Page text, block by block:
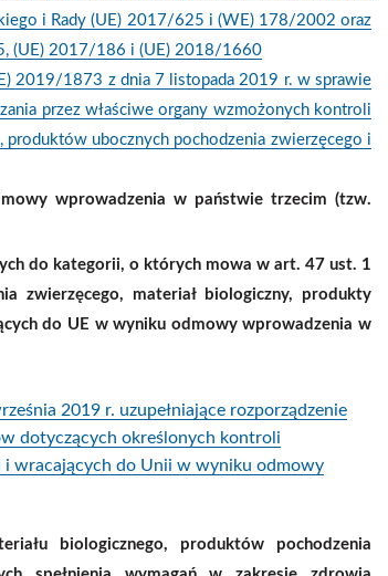
i Rady (UE) 2017/625 i (WE) 178/2002 oraz
(UE) 2017/186 i (UE) 2018/1660
2019/1873 z dnia 7 listopada 2019 r. w sprawie
przez właściwe organy wzmożonych kontroli
ubocznych pochodzenia zwierzęcego i
wprowadzenia w państwie trzecim (tzw.
do kategorii, o których mowa w art. 47 ust. 1
zwierzęcego, materiał biologiczny, produkty
do UE w wyniku odmowy wprowadzenia w
2019 r. uzupełniające rozporządzenie
dotyczących określonych kontroli
i wracających do Unii w wyniku odmowy
biologicznego, produktów pochodzenia